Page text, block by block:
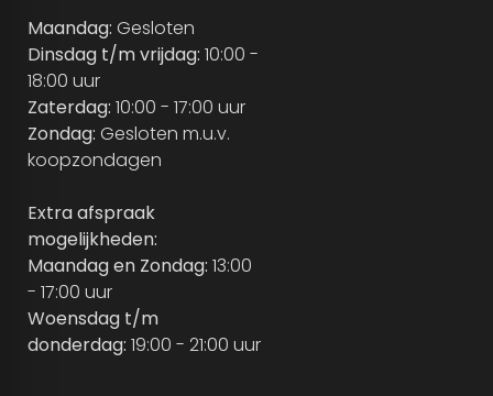
Maandag: Gesloten
Dinsdag t/m vrijdag: 10:00 -
18:00 uur
Zaterdag: 10:00 - 17:00 uur
Zondag: Gesloten m.u.v.
koopzondagen
Extra afspraak
mogelijkheden:
Maandag en Zondag: 13:00
- 17:00 uur
Woensdag t/m
donderdag: 19:00 - 21:00 uur